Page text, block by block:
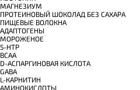
МАГНЕЗИУМ
ПРОТЕИНОВЫЙ ШОКОЛАД БЕЗ САХАРА
ПИЩЕВЫЕ ВОЛОКНА
АДАПТОГЕНЫ
МОРОЖЕНОЕ
5-HTP
BCAA
D-АСПАРГИНОВАЯ КИСЛОТА
GABA
L-КАРНИТИН
АМИНОКИСЛОТЫ